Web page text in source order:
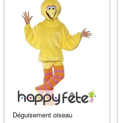
Déguisement oiseau